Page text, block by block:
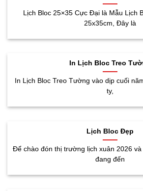
Lịch Bloc 25×35 Cực Đại là Mẫu Lịch
25x35cm, Đây là
In Lịch Bloc Treo
In Lịch Bloc Treo Tường vào dịp cuối
ty,
Lịch Bloc Đẹp
Để chào đón thị trường lịch xuân 2026
đang đến